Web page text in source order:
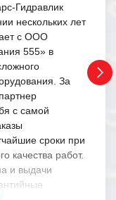
Гидравлик
нескольких лет
с ООО
555» в
За
с самой
сроки при
качества работ.
и выдачи